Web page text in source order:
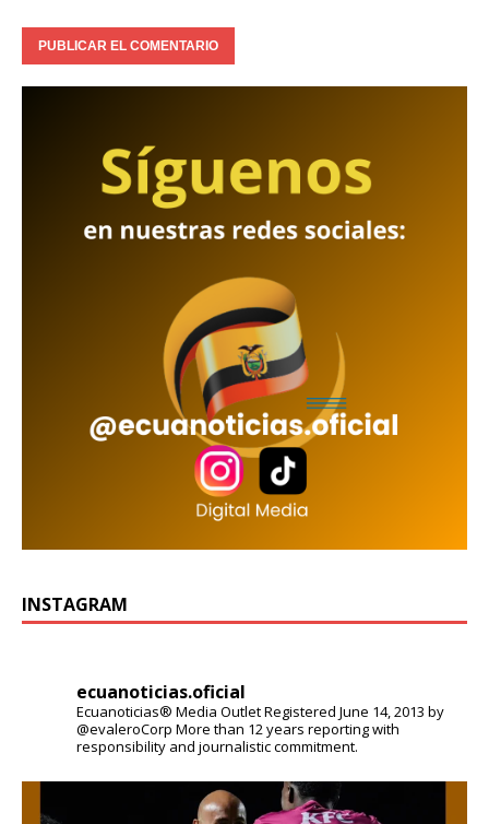
INSTAGRAM
ecuanoticias.oficial
Ecuanoticias® Media OutletRegistered June 14, 2013 by
@evaleroCorp More than 12 years reporting with
responsibility and journalistic commitment.